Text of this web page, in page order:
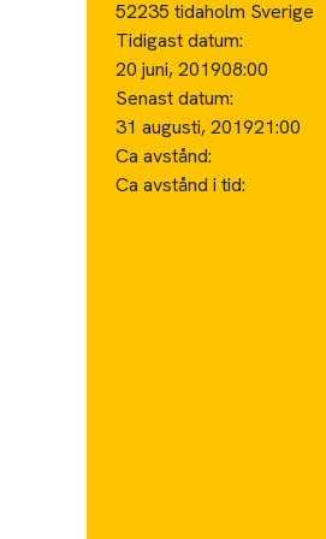
52235 tidaholm Sverige
Tidigast datum:
20 juni, 201908:00
Senast datum:
31 augusti, 201921:00
Ca avstånd:
Ca avstånd i tid: